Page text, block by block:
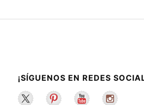
¡SÍGUENOS EN REDES